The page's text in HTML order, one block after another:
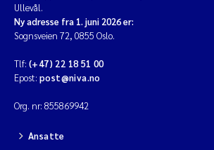
Ullevål.
Ny adresse fra 1. juni 2026 er:
Sognsveien 72, 0855 Oslo.
Tlf: (+47) 22 18 51 00
Epost: post@niva.no
Org. nr: 855869942
Ansatte